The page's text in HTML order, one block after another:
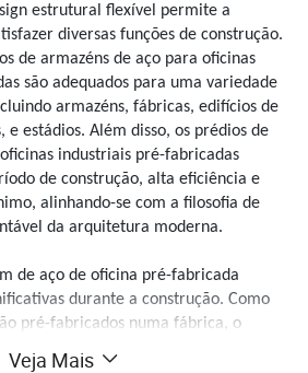
estrutural flexível permite a
diversas funções de construção.
de armazéns de aço para oficinas
são adequados para uma variedade
armazéns, fábricas, edifícios de
e estádios. Além disso, os prédios de
industriais pré-fabricadas
de construção, alta eficiência e
alinhando-se com a filosofia de
da arquitetura moderna.
de aço de oficina pré-fabricada
durante a construção. Como
pré-fabricados numa fábrica, o
Veja Mais